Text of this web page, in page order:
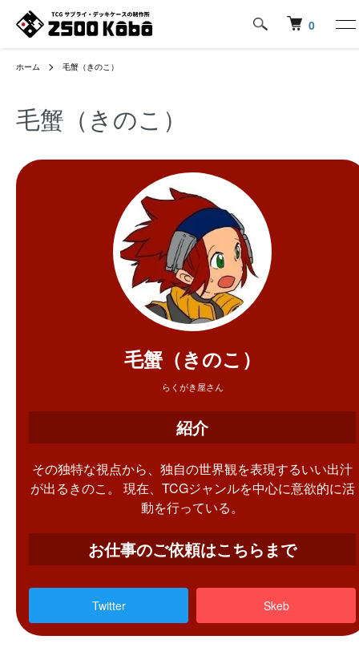
0
ホーム 毛蟹（きのこ）
毛蟹（きのこ）
毛蟹（きのこ）
らくがき屋さん
紹介
その独特な視点から、独自の世界観を表現するいい出汁
が出るきのこ。 現在、TCGジャンルを中心に意欲的に活
動を行っている。
お仕事のご依頼はこちらまで
Twitter Skeb